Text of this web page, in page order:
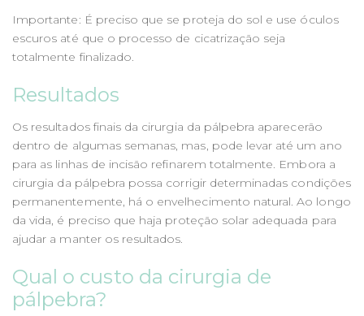
Importante: É preciso que se proteja do sol e use óculos
escuros até que o processo de cicatrização seja
totalmente finalizado.
Resultados
Os resultados finais da cirurgia da pálpebra aparecerão
dentro de algumas semanas, mas, pode levar até um ano
para as linhas de incisão refinarem totalmente. Embora a
cirurgia da pálpebra possa corrigir determinadas condições
permanentemente, há o envelhecimento natural. Ao longo
da vida, é preciso que haja proteção solar adequada para
ajudar a manter os resultados.
Qual o custo da cirurgia de
pálpebra?